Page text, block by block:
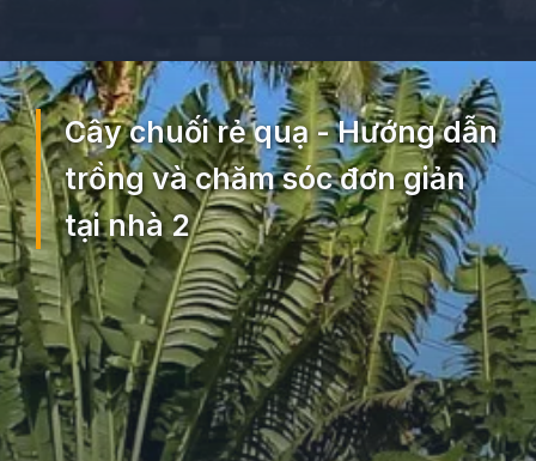
Đang mởhttps://ocopaz.vn/cay-chuoi-re-quat-212
Cây chuối rẻ quạ - Hướng dẫn
trồng và chăm sóc đơn giản
tại nhà 2